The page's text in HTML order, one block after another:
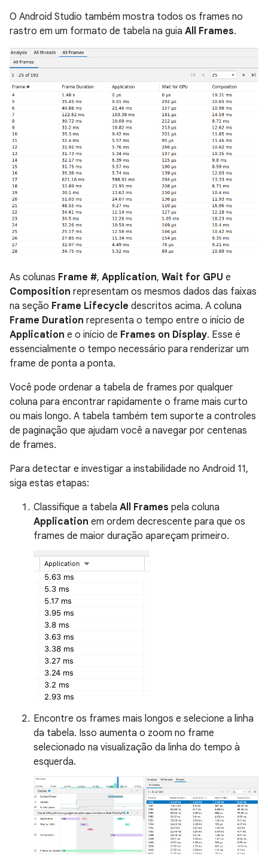
O Android Studio também mostra todos os frames no
rastro em um formato de tabela na guia All Frames.
As colunas Frame #, Application, Wait for GPU e
Composition representam os mesmos dados das faixas
na seção Frame Lifecycle descritos acima. A coluna
Frame Duration representa o tempo entre o início de
Application e o início de Frames on Display. Esse é
essencialmente o tempo necessário para renderizar um
frame de ponta a ponta.
Você pode ordenar a tabela de frames por qualquer
coluna para encontrar rapidamente o frame mais curto
ou mais longo. A tabela também tem suporte a controles
de paginação que ajudam você a navegar por centenas
de frames.
Para detectar e investigar a instabilidade no Android 11,
siga estas etapas:
Classifique a tabela All Frames pela coluna
Application em ordem decrescente para que os
frames de maior duração apareçam primeiro.
Encontre os frames mais longos e selecione a linha
da tabela. Isso aumenta o zoom no frame
selecionado na visualização da linha do tempo à
esquerda.